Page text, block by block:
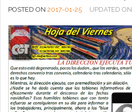
POSTED ON 2017-01-25 UPDATED ON